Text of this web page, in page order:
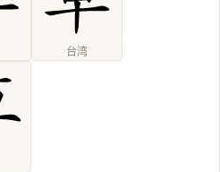
台湾